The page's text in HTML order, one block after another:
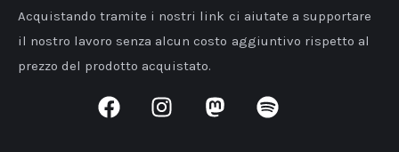
Acquistando tramite i nostri link ci aiutate a supportare
il nostro lavoro senza alcun costo aggiuntivo rispetto al
prezzo del prodotto acquistato.